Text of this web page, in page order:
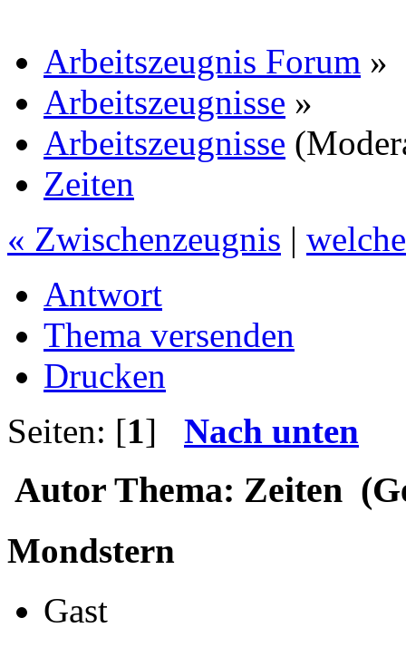
Arbeitszeugnis Forum »
Arbeitszeugnisse »
Arbeitszeugnisse
Zeiten
« Zwischenzeugnis |
Antwort
Thema versenden
Drucken
Seiten: [1] Nach unten
Autor Thema: Zeiten
Mondstern
Gast